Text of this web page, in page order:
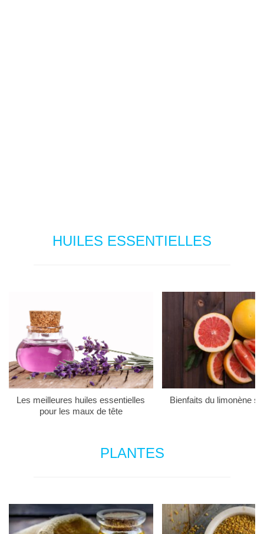
HUILES ESSENTIELLES
Les meilleures huiles essentielles
pour les maux de tête
Bienfaits du limonène
PLANTES